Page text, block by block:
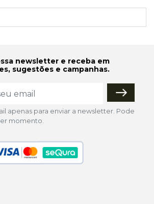
newsletter e receba em
sugestões e campanhas.
apenas para enviar a newsletter. Pode
momento.